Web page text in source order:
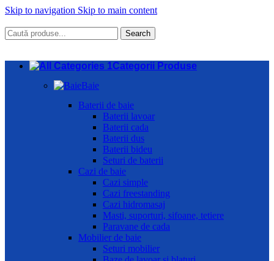
Skip to navigation Skip to main content
Search
Categorii Produse
Baie
Baterii de baie
Baterii lavoar
Baterii cada
Baterii dus
Baterii bideu
Seturi de baterii
Cazi de baie
Cazi simple
Cazi freestanding
Cazi hidromasaj
Masti, suporturi, sifoane, tetiere
Paravane de cada
Mobilier de baie
Seturi mobilier